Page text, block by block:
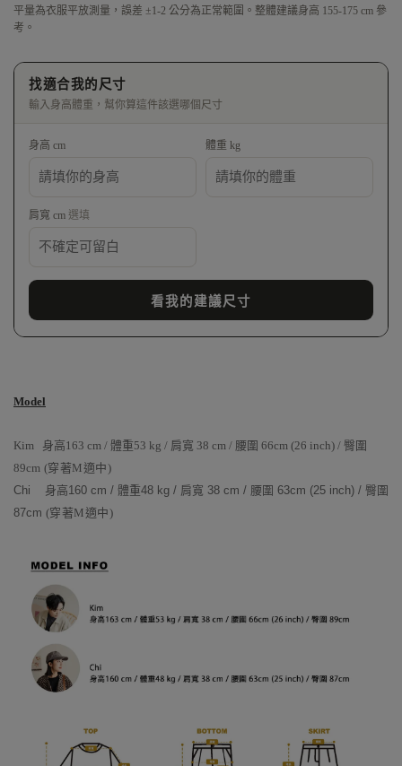
平量為衣服平放測量，誤差 ±1-2 公分為正常範圍。整體建議身高 155-175 cm 參
考。
找適合我的尺寸
輸入身高體重，幫你算這件該選哪個尺寸
身高 cm 體重 kg
肩寬 cm 選填
看我的建議尺寸
Model
Kim 身高163 cm / 體重53 kg / 肩寬 38 cm / 腰圍 66cm (26 inch) / 臀圍
89cm (穿著M適中)
Chi 身高160 cm / 體重48 kg / 肩寬 38 cm / 腰圍 63cm (25 inch) / 臀圍
87cm (穿著M適中)